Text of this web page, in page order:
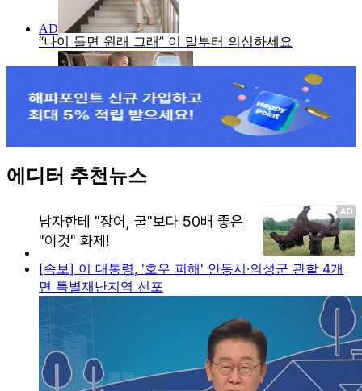
에디터 추천뉴스
[속보] 이 대통령, '호우 피해' 안동시·의성군 관할 4개
면 특별재난지역 선포